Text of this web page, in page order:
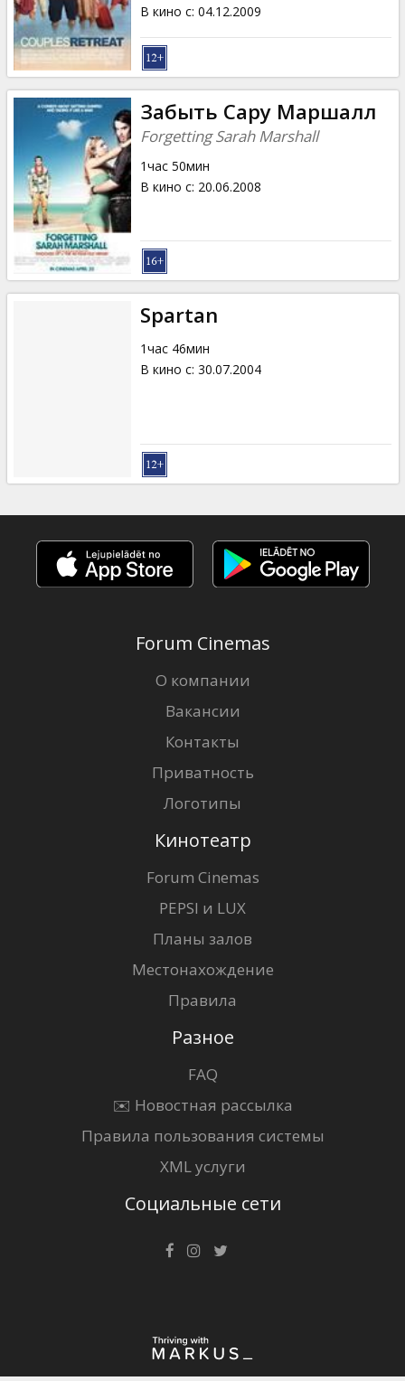
В кино с: 04.12.2009
Забыть Сару Маршалл
Forgetting Sarah Marshall
1час 50мин
В кино с: 20.06.2008
Spartan
1час 46мин
В кино с: 30.07.2004
Forum Cinemas
О компании
Вакансии
Контакты
Приватность
Логотипы
Кинотеатр
Forum Cinemas
PEPSI и LUX
Планы залов
Местонахождение
Правила
Разное
FAQ
✉️ Новостная рассылка
Правила пользования системы
XML услуги
Социальные сети